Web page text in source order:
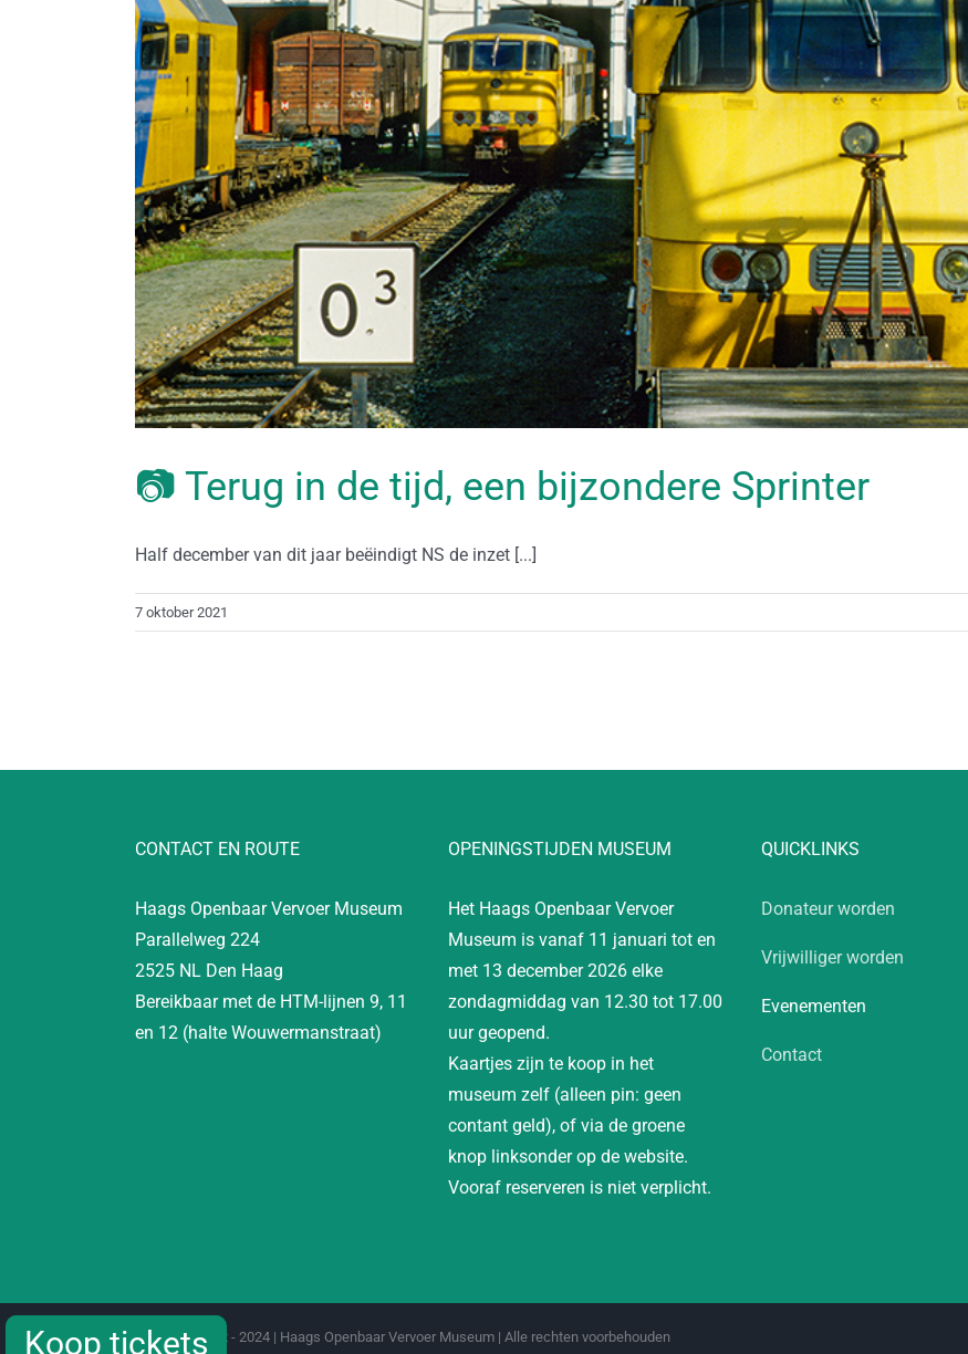
📷 Terug in de tijd, een bijzondere Sprinter
Half december van dit jaar beëindigt NS de inzet [...]
7 oktober 2021
CONTACT EN ROUTE
Haags Openbaar Vervoer Museum
Parallelweg 224
2525 NL Den Haag
Bereikbaar met de HTM-lijnen 9, 11
en 12 (halte Wouwermanstraat)
OPENINGSTIJDEN MUSEUM
Het Haags Openbaar Vervoer
Museum is vanaf 11 januari tot en
met 13 december 2026 elke
zondagmiddag van 12.30 tot 17.00
uur geopend.
Kaartjes zijn te koop in het
museum zelf (alleen pin: geen
contant geld), of via de groene
knop linksonder op de website.
Vooraf reserveren is niet verplicht.
QUICKLINKS
Donateur worden
Vrijwilliger worden
Evenementen
Contact
Copyright 2012 - 2024 | Haags Openbaar Vervoer Museum | Alle rechten voorbehouden
Koop tickets
Koop tickets